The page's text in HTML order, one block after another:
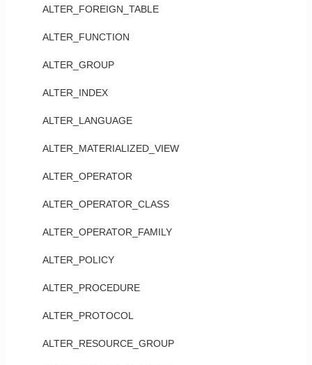
ALTER_FOREIGN_TABLE
ALTER_FUNCTION
ALTER_GROUP
ALTER_INDEX
ALTER_LANGUAGE
ALTER_MATERIALIZED_VIEW
ALTER_OPERATOR
ALTER_OPERATOR_CLASS
ALTER_OPERATOR_FAMILY
ALTER_POLICY
ALTER_PROCEDURE
ALTER_PROTOCOL
ALTER_RESOURCE_GROUP